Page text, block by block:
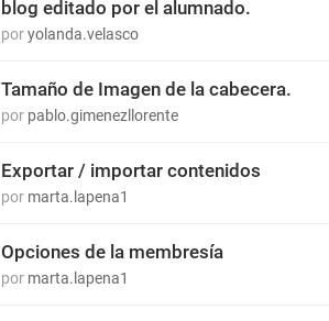
blog editado por el alumnado.
poryolanda.velasco
Tamaño de Imagen de la cabecera.
por pablo.gimenezllorente
Exportar / importar contenidos
por marta.lapena1
Opciones de la membresía
por marta.lapena1